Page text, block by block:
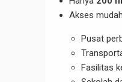
Akses
Pusat
Fasilitas